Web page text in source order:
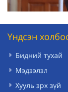
Үндсэн
Бидний тухай
Мэдээлэл
Хууль эрх зүй